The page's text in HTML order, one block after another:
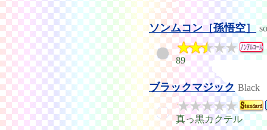
ソンムコン［孫悟空］
89
ブラックマジック Black
真っ黒カクテル